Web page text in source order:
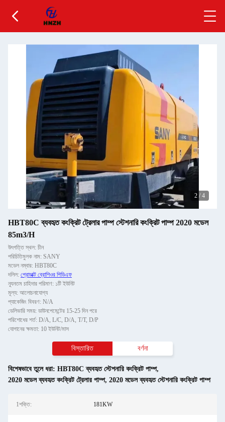
2 / 4
HBT80C ব্যবহৃত কংক্রিট ট্রেলার পাম্প স্টেশনারি কংক্রিট পাম্প 2020 মডেল
85m3/H
উৎপত্তি স্থল: চীন
পরিচিতিমুলক নাম: SANY
মডেল নম্বার: HBT80C
দলিল: প্রোডাক্ট ব্রোশিওর পিডিএফ
ন্যূনতম চাহিদার পরিমাণ: ১টি ইউনিট
মূল্য: আলোচনাযোগ্য
প্যাকেজিং বিবরণ: N/A
ডেলিভারি সময়: ডাউনপেমেন্টের 15-25 দিন পরে
পরিশোধের শর্ত: D/A, L/C, D/A, T/T, D/P
যোগানের ক্ষমতা: 10 ইউনিট/মাস
বিস্তারিত বর্ণনা
বিশেষভাবে তুলে ধরা: HBT80C ব্যবহৃত স্টেশনারি কংক্রিট পাম্প,
2020 মডেল ব্যবহৃত কংক্রিট ট্রেলার পাম্প, 2020 মডেল ব্যবহৃত স্টেশনারি কংক্রিট পাম্প
1শক্তি: 181KW